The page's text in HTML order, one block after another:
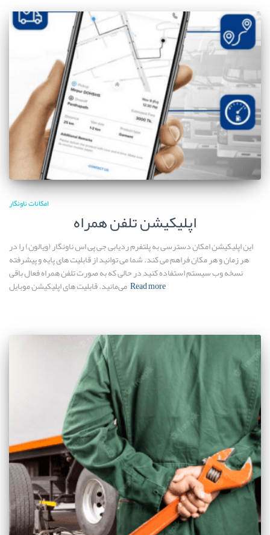
امکانات ناونگار
اپلیکیشن تلفن همراه
این اپلیکیشن امکان دسترسی به پلتفرم ردیابی جی پی اس ناونگار (ویالون) را در
هر زمان و هر مکان فراهم می کند. شما می توانید از قابلیت های پایه و پیشرفته
نسخه وب سیستم استفاده کنید در حالی که به صورت تلفن همراه فعال باقی
می‌مانید. قابلیت های اپلیکیشن موبایلRead more